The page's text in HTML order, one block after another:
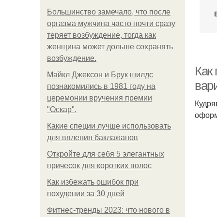
Большинство замечало, что после
оргазма мужчина часто почти сразу
теряет возбуждение, тогда как
женщина может дольше сохранять
возбуждение.
Майкл Джексон и Брук шилдс
познакомились в 1981 году на
церемонии вручения премии
"Оскар".
Какие специи лучше использовать
для вяления баклажанов
Откройте для себя 5 элегантных
причесок для коротких волос
Как избежать ошибок при
похудении за 30 дней
Фитнес-тренды 2023: что нового в